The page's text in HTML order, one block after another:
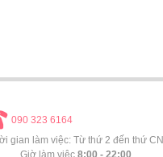
090 323 6164
gian làm việc: Từ thứ 2 đến thứ CN
Giờ làm việc 8:00 - 22:00